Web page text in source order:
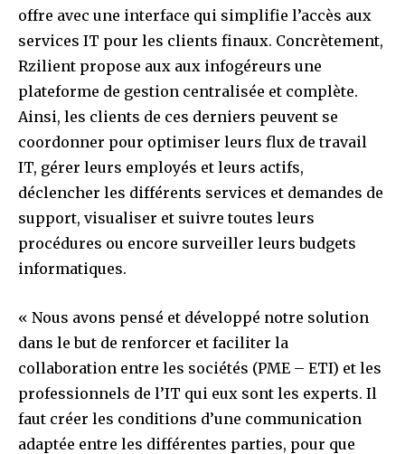
offre avec une interface qui simplifie l’accès aux
services IT pour les clients finaux. Concrètement,
Rzilient propose aux aux infogéreurs une
plateforme de gestion centralisée et complète.
Ainsi, les clients de ces derniers peuvent se
coordonner pour optimiser leurs flux de travail
IT, gérer leurs employés et leurs actifs,
déclencher les différents services et demandes de
support, visualiser et suivre toutes leurs
procédures ou encore surveiller leurs budgets
informatiques.
« Nous avons pensé et développé notre solution
dans le but de renforcer et faciliter la
collaboration entre les sociétés (PME – ETI) et les
professionnels de l’IT qui eux sont les experts. Il
faut créer les conditions d’une communication
adaptée entre les différentes parties, pour que